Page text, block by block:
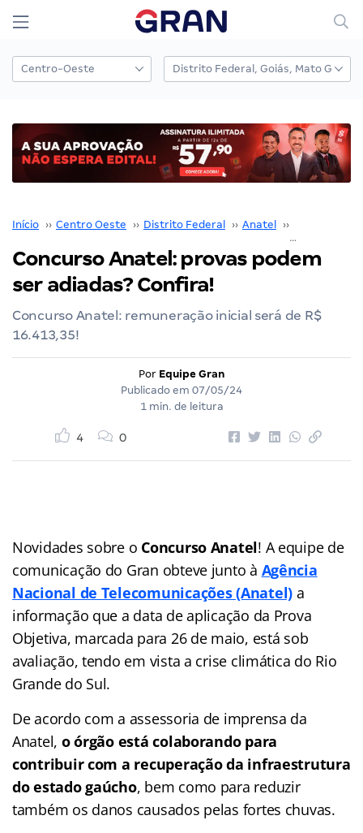
Início ›› Centro Oeste ›› Distrito Federal ›› Anatel ››
Concurso Anatel: provas podem
ser adiadas? Confira!
Concurso Anatel: remuneração inicial será de R$
16.413,35!
Por Equipe Gran
Publicado em 07/05/24
1 min. de leitura
4 0
Novidades sobre o Concurso Anatel! A equipe de
comunicação do Gran obteve junto à Agência
Nacional de Telecomunicações (Anatel) a
informação que a data de aplicação da Prova
Objetiva, marcada para 26 de maio, está sob
avaliação, tendo em vista a crise climática do Rio
Grande do Sul.
De acordo com a assessoria de imprensa da
Anatel, o órgão está colaborando para
contribuir com a recuperação da infraestrutura
do estado gaúcho, bem como para reduzir
também os danos causados pelas fortes chuvas.